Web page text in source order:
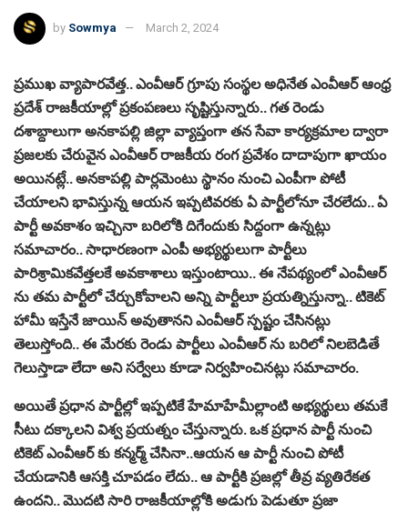
by Sowmya March 2, 2024
ప్రముఖ వ్యాపారవేత్త.. ఎంవీఆర్ గ్రూపు సంస్థల అధినేత ఎంవీఆర్ ఆంధ్ర
ప్రదేశ్ రాజకీయాల్లో ప్రకంపణలు సృష్టిస్తున్నారు.. గత రెండు
దశాబ్దాలుగా అనకాపల్లి జిల్లా వ్యాప్తంగా తన సేవా కార్యక్రమాల ద్వారా
ప్రజలకు చేరువైన ఎంవీఆర్ రాజకీయ రంగ ప్రవేశం దాదాపుగా ఖాయం
అయినట్లే.. అనకాపల్లి పార్లమెంటు స్థానం నుంచి ఎంపీగా పోటీ
చేయాలని భావిస్తున్న ఆయన ఇప్పటివరకు ఏ పార్టీలోనూ చేరలేదు.. ఏ
పార్టీ అవకాశం ఇచ్చినా బరిలోకి దిగేందుకు సిద్దంగా ఉన్నట్లు
సమాచారం.. సాధారణంగా ఎంపీ అభ్యర్థులుగా పార్టీలు
పారిశ్రామికవేత్తలకే అవకాశాలు ఇస్తుంటాయి.. ఈ నేపథ్యంలో ఎంవీఆర్
ను తమ పార్టీలో చేర్చుకోవాలని అన్ని పార్టీలూ ప్రయత్నిస్తున్నా.. టికెట్
హామీ ఇస్తేనే జాయిన్ అవుతానని ఎంవీఆర్ స్పష్టం చేసినట్లు
తెలుస్తోంది.. ఈ మేరకు రెండు పార్టీలు ఎంవీఆర్ ను బరిలో నిలబెడితే
గెలుస్తాడా లేదా అని సర్వేలు కూడా నిర్వహించినట్లు సమాచారం.
అయితే ప్రధాన పార్టీల్లో ఇప్పటికే హేమాహేమీల్లాంటి అభ్యర్థులు తమకే
సీటు దక్కాలని విశ్వ ప్రయత్నం చేస్తున్నారు. ఒక ప్రధాన పార్టీ నుంచి
టికెట్ ఎంవీఆర్ కు కన్మర్మ్ చేసినా..ఆయన ఆ పార్టీ నుంచి పోటీ
చేయడానికి ఆసక్తి చూపడం లేదు.. ఆ పార్టీకి ప్రజల్లో తీవ్ర వ్యతిరేకత
ఉందని.. మొదటి సారి రాజకీయాల్లోకి అడుగు పెడుతూ ప్రజా